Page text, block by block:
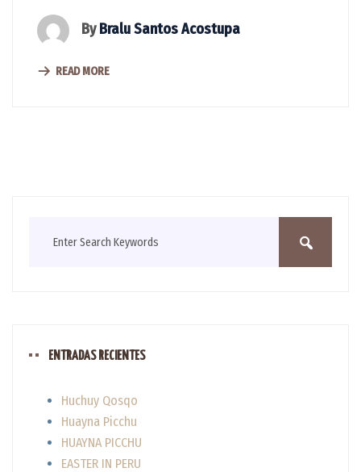
ByBralu Santos Acostupa
READ MORE
ENTRADAS RECIENTES
Huchuy Qosqo
Huayna Picchu
HUAYNA PICCHU
EASTER IN PERU